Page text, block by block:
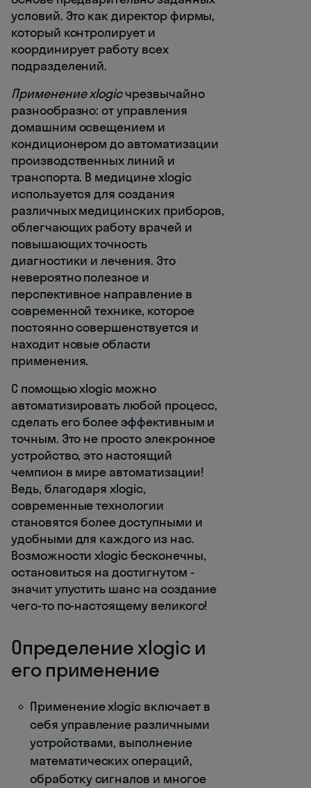
условий. Это как директор фирмы,
который контролирует и
координирует работу всех
подразделений.
Применение xlogicчрезвычайно
разнообразно: от управления
домашним освещением и
кондиционером до автоматизации
производственных линий и
транспорта. В медицине xlogic
используется для создания
различных медицинских приборов,
облегчающих работу врачей и
повышающих точность
диагностики и лечения. Это
невероятно полезное и
перспективное направление в
современной технике, которое
постоянно совершенствуется и
находит новые области
применения.
С помощью xlogic можно
автоматизировать любой процесс,
сделать его более эффективным и
точным. Это не просто элекронное
устройство, это настоящий
чемпион в мире автоматизации!
Ведь, благодаря xlogic,
современные технологии
становятся более доступными и
удобными для каждого из нас.
Возможности xlogic бесконечны,
остановиться на достигнутом -
значит упустить шанс на создание
чего-то по-настоящему великого!
Определение xlogic и
его применение
Применение xlogic включает в
себя управление различными
устройствами, выполнение
математических операций,
обработку сигналов и многое